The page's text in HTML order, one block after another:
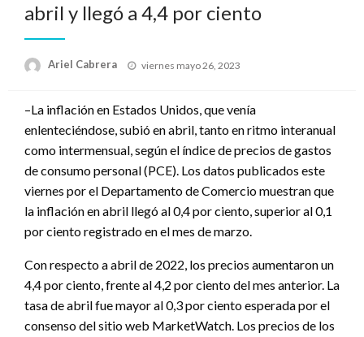
abril y llegó a 4,4 por ciento
Ariel Cabrera
Publicado
viernes mayo 26, 2023
–La inflación en Estados Unidos, que venía
enlenteciéndose, subió en abril, tanto en ritmo interanual
como intermensual, según el índice de precios de gastos
de consumo personal (PCE). Los datos publicados este
viernes por el Departamento de Comercio muestran que
la inflación en abril llegó al 0,4 por ciento, superior al 0,1
por ciento registrado en el mes de marzo.
Con respecto a abril de 2022, los precios aumentaron un
4,4 por ciento, frente al 4,2 por ciento del mes anterior. La
tasa de abril fue mayor al 0,3 por ciento esperada por el
consenso del sitio web MarketWatch. Los precios de los